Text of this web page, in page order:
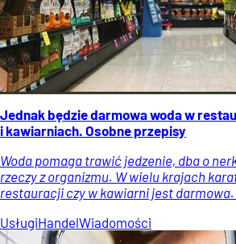
Jednak będzie darmowa woda w
i kawiarniach. Osobne przepisy
Woda pomaga trawić jedzenie, dba o
rzeczy z organizmu. W wielu krajach
restauracji czy w kawiarni jest darmowa.
UsługiHandelWiadomości